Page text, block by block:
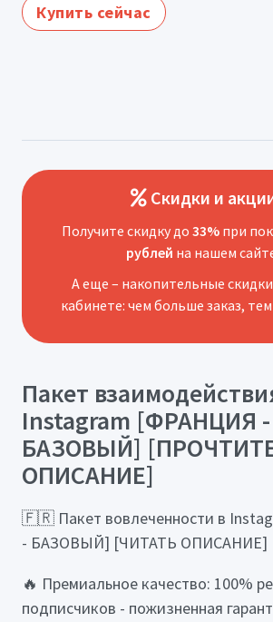
Купить сейчас
Скидки и
Получите скидку до 33%при
рублей на нашем
А еще – накопительные
кабинете: чем больше заказ,
Пакет
Instagram [ФРАНЦИЯ -
БАЗОВЫЙ]
ОПИСАНИЕ]
🇫🇷 Пакет вовлеченности в
- БАЗОВЫЙ] [ЧИТАТЬ ОПИСАНИЕ]
🔥 Премиальное качество: 100%
подписчиков - пожизненная